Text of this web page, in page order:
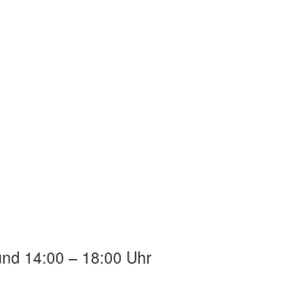
14:00 – 18:00 Uhr